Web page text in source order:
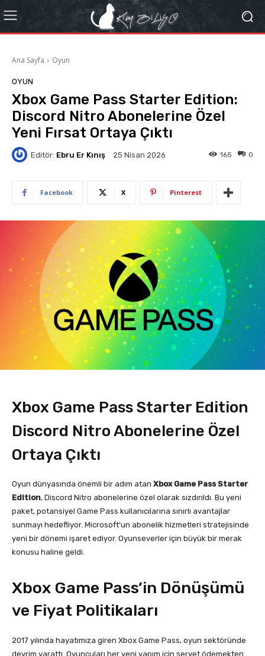
Ana Sayfa Oyun
OYUN
Xbox Game Pass Starter Edition:
Discord Nitro Abonelerine Özel
Yeni Fırsat Ortaya Çıktı
Editör: Ebru Er Kınış 25 Nisan 2026 0
165
Facebook X Pinterest
Xbox Game Pass Starter Edition
Discord Nitro Abonelerine Özel
Ortaya Çıktı
Oyun dünyasında önemli bir adım atan Xbox Game Pass Starter
Edition, Discord Nitro abonelerine özel olarak sızdırıldı. Bu yeni
paket, potansiyel Game Pass kullanıcılarına sınırlı avantajlar
sunmayı hedefliyor. Microsoft’un abonelik hizmetleri stratejisinde
yeni bir dönemi işaret ediyor. Oyunseverler için büyük bir merak
konusu haline geldi.
Xbox Game Pass’in Dönüşümü
ve Fiyat Politikaları
2017 yılında hayatımıza giren Xbox Game Pass, oyun sektöründe
devrim yarattı. Oyuncuları her yeni yapım için servet ödemekten